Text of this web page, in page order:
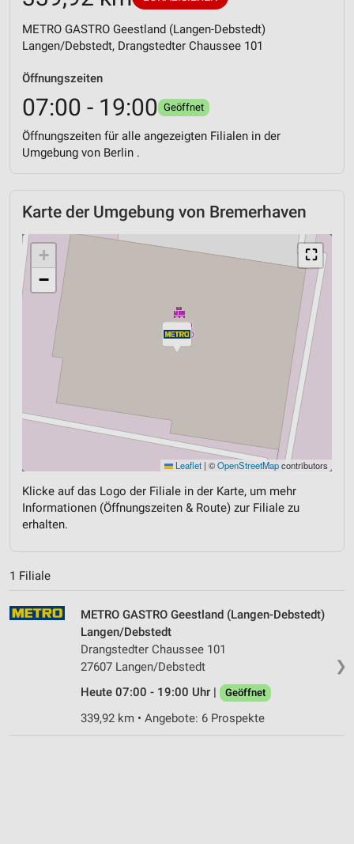
METRO GASTRO Geestland (Langen-Debstedt)
Langen/Debstedt, Drangstedter Chaussee 101
Öffnungszeiten
07:00 - 19:00 Geöffnet
Öffnungszeiten für alle angezeigten Filialen in der
Umgebung von Berlin .
Karte der Umgebung von Bremerhaven
⛶
+
−
Leaflet | ©OpenStreetMapcontributors
Klicke auf das Logo der Filiale in der Karte, um mehr
Informationen (Öffnungszeiten & Route) zur Filiale zu
erhalten.
1 Filiale
❯
METRO GASTRO Geestland (Langen-Debstedt)
Langen/Debstedt
Drangstedter Chaussee 101
27607 Langen/Debstedt
Heute 07:00 - 19:00 Uhr |
Geöffnet
339,92 km • Angebote: 6 Prospekte